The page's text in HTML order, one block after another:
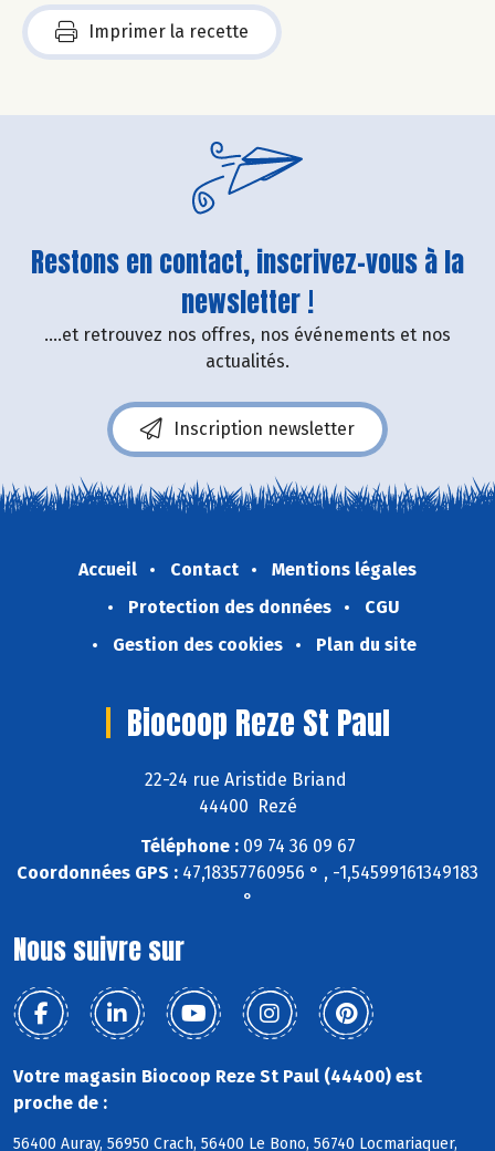
Imprimer la recette
Restons en contact, inscrivez-vous à la
newsletter !
....et retrouvez nos offres, nos événements et nos
actualités.
Inscription newsletter
Accueil Contact
Mentions légales
Protection des données
CGU
Gestion des cookies
Plan du site
Biocoop Reze St Paul
22-24 rue Aristide Briand
44400 Rezé
Téléphone :09 74 36 09 67
Coordonnées GPS : 47,18357760956 ° , -1,54599161349183
°
Nous suivre sur
Votre magasin Biocoop Reze St Paul (44400) est
proche de :
56400 Auray, 56950 Crach, 56400 Le Bono, 56740 Locmariaquer,